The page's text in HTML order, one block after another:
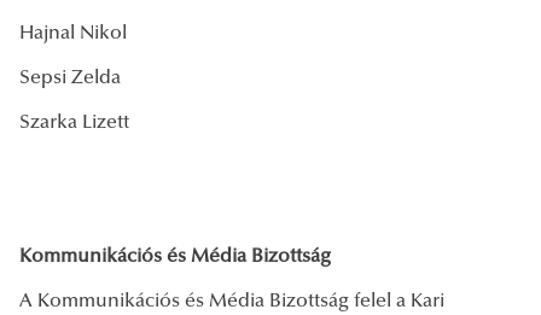
Hajnal Nikol
Sepsi Zelda
Szarka Lizett
Kommunikációs és Média Bizottság
A Kommunikációs és Média Bizottság felel a Kari